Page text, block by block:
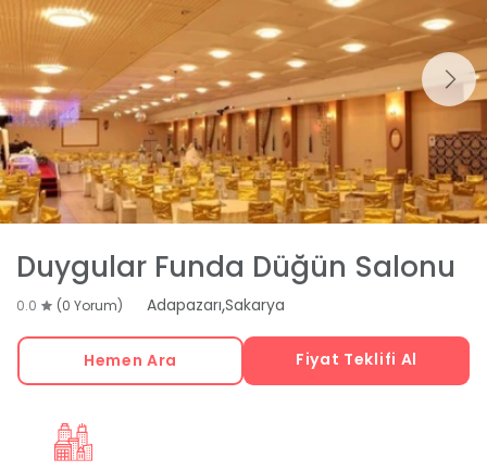
Duygular Funda Düğün Salonu
0.0 (0 Yorum) Adapazarı,Sakarya
Hemen Ara Fiyat Teklifi Al